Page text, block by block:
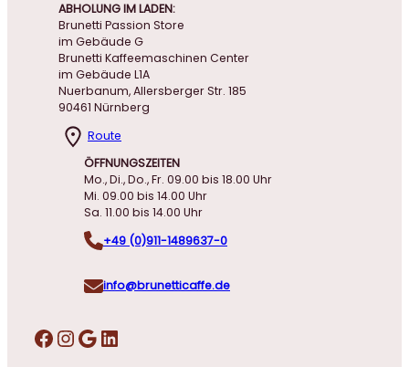
ABHOLUNG IM LADEN:
Brunetti Passion Store
im Gebäude G
Brunetti Kaffeemaschinen Center
im Gebäude L1A
Nuerbanum, Allersberger Str. 185
90461 Nürnberg
Route
ÖFFNUNGSZEITEN
Mo., Di., Do., Fr. 09.00 bis 18.00 Uhr
Mi. 09.00 bis 14.00 Uhr
Sa. 11.00 bis 14.00 Uhr
+49 (0)911-1489637-0
info@brunetticaffe.de
Facebook InstagramGoogle LinkedIn